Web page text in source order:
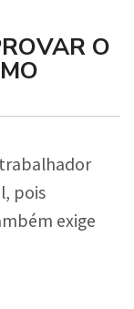
O
pois
exige